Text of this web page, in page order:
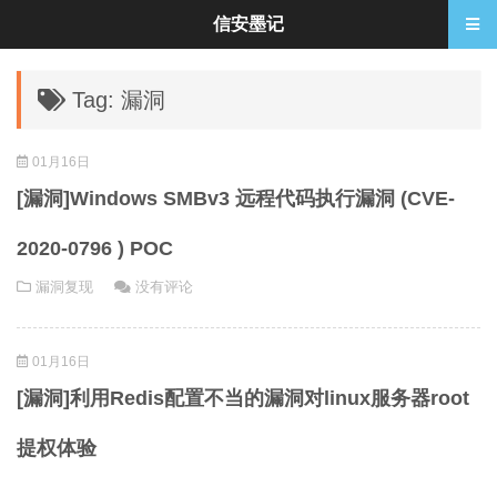
Tag: 漏洞
01月16日
[漏洞]Windows SMBv3 远程代码执行漏洞 (CVE-
2020-0796 ) POC
漏洞复现 没有评论
01月16日
[漏洞]利用Redis配置不当的漏洞对linux服务器root
提权体验
信安墨记